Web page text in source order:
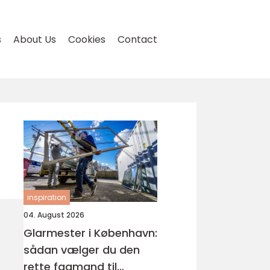
About Us Cookies Contact
inspiration
04. August 2026
Glarmester i København:
sådan vælger du den
rette fagmand til